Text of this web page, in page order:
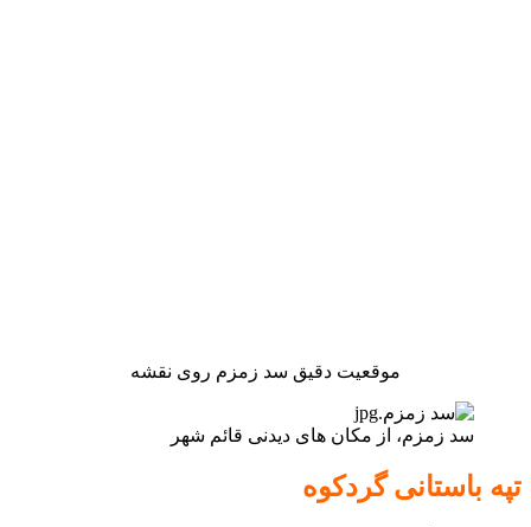
موقعیت دقیق سد زمزم روی نقشه
سد زمزم، از مکان های دیدنی قائم شهر
تپه باستانی گردکوه